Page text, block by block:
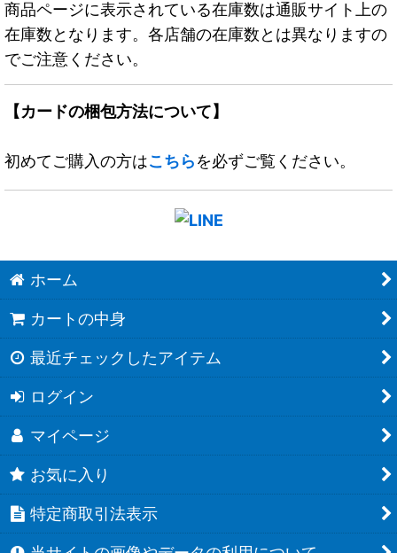
商品ページに表示されている在庫数は通販サイト上の
在庫数となります。各店舗の在庫数とは異なりますの
でご注意ください。
【カードの梱包方法について】
初めてご購入の方はこちらを必ずご覧ください。
ホーム
カートの中身
最近チェックしたアイテム
ログイン
マイページ
お気に入り
特定商取引法表示